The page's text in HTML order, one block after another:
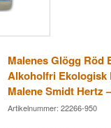
Malenes Glögg Röd
Alkoholfri Ekologisk
Malene Smidt Hertz
Artikelnummer: 22266-950